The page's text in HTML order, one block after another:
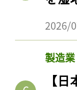
2026/
製造業
【